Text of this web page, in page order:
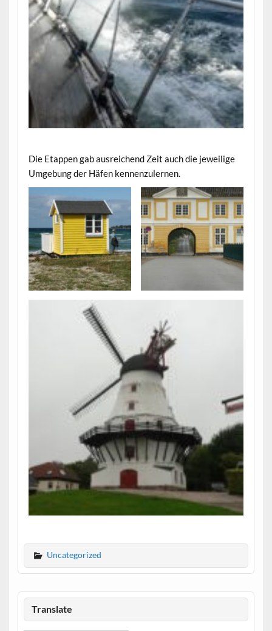
Die Etappen gab ausreichend Zeit auch die jeweilige
Umgebung der Häfen kennenzulernen.
Uncategorized
Translate